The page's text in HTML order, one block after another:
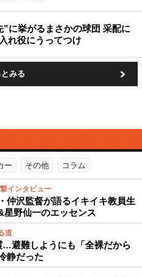
”に挙がるまさかの球団 采配に
れ役にうってつけ
とみる
ー その他 コラム
インタビュー
仲沢監督が語るイキイキ教員生
野仙一のエッセンス
道
…避難しようにも「全裸だから
静だった